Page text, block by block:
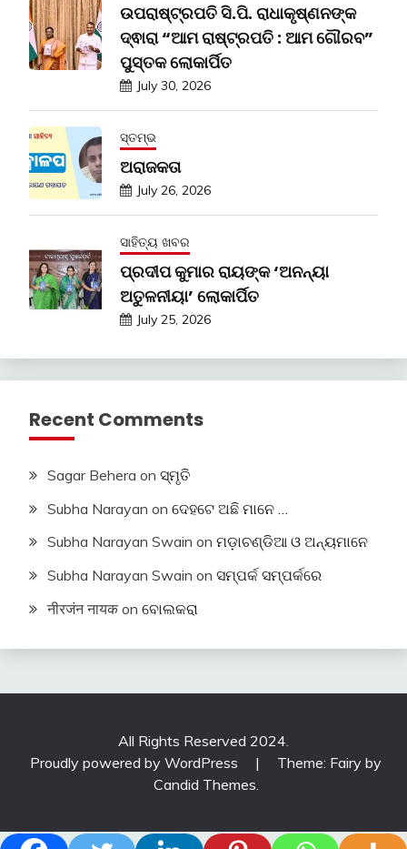
ଉପରାଷ୍ଟ୍ରପତି ସି.ପି. ରାଧାକୃଷ୍ଣନଙ୍କ
ଦ୍ଵାରା “ଆମ ରାଷ୍ଟ୍ରପତି : ଆମ ଗୌରବ”
ପୁସ୍ତକ ଲୋକାର୍ପିତ
July 30, 2026
ସ୍ତମ୍ଭ
ଅରାଜକତା
July 26, 2026
ସାହିତ୍ୟ ଖବର
ପ୍ରଦୀପ କୁମାର ରାୟଙ୍କ ‘ଅନନ୍ୟା
ଅତୁଳନୀୟା’ ଲୋକାର୍ପିତ
July 25, 2026
Recent Comments
Sagar Behera on ସ୍ମୃତି
Subha Narayan on ଦେହଟେ ଅଛି ମାନେ …
Subha Narayan Swain on ମଡ଼ାଚଣ୍ଡିଆ ଓ ଅନ୍ୟମାନେ
Subha Narayan Swain on ସମ୍ପର୍କ ସମ୍ପର୍କରେ
नीरजंन नायक on ବୋଲକରା
All Rights Reserved 2024.
Proudly powered by WordPress
|
Theme: Fairy by
Candid Themes